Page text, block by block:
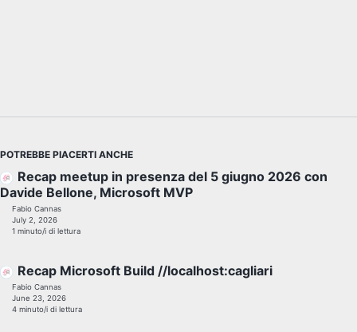
POTREBBE PIACERTI ANCHE
Recap meetup in presenza del 5 giugno 2026 con
Davide Bellone, Microsoft MVP
Fabio Cannas
July 2, 2026
1 minuto/i di lettura
Recap Microsoft Build //localhost:cagliari
Fabio Cannas
June 23, 2026
4 minuto/i di lettura